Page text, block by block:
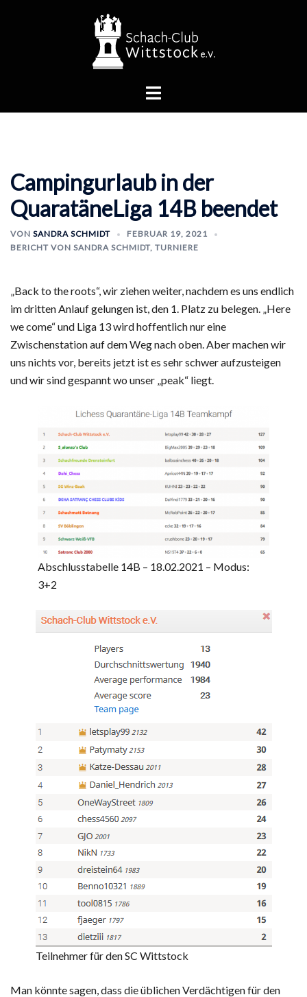
Menü
Campingurlaub in der
QuaratäneLiga 14B beendet
VON SANDRA SCHMIDT
FEBRUAR 19, 2021
BERICHT VON SANDRA SCHMIDT, TURNIERE
„Back to the roots“, wir ziehen weiter, nachdem es uns endlich
im dritten Anlauf gelungen ist, den 1. Platz zu belegen. „Here
we come“ und Liga 13 wird hoffentlich nur eine
Zwischenstation auf dem Weg nach oben. Aber machen wir
uns nichts vor, bereits jetzt ist es sehr schwer aufzusteigen
und wir sind gespannt wo unser „peak“ liegt.
Abschlusstabelle 14B – 18.02.2021 – Modus:
3+2
Teilnehmer für den SC Wittstock
Man könnte sagen, dass die üblichen Verdächtigen für den